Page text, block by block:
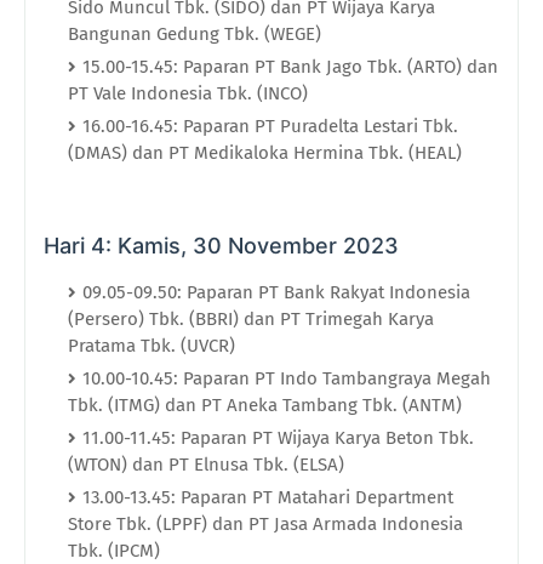
Sido Muncul Tbk. (SIDO) dan PT Wijaya Karya
Bangunan Gedung Tbk. (WEGE)
15.00-15.45: Paparan PT Bank Jago Tbk. (ARTO) dan
PT Vale Indonesia Tbk. (INCO)
16.00-16.45: Paparan PT Puradelta Lestari Tbk.
(DMAS) dan PT Medikaloka Hermina Tbk. (HEAL)
Hari 4: Kamis, 30 November 2023
09.05-09.50: Paparan PT Bank Rakyat Indonesia
(Persero) Tbk. (BBRI) dan PT Trimegah Karya
Pratama Tbk. (UVCR)
10.00-10.45: Paparan PT Indo Tambangraya Megah
Tbk. (ITMG) dan PT Aneka Tambang Tbk. (ANTM)
11.00-11.45: Paparan PT Wijaya Karya Beton Tbk.
(WTON) dan PT Elnusa Tbk. (ELSA)
13.00-13.45: Paparan PT Matahari Department
Store Tbk. (LPPF) dan PT Jasa Armada Indonesia
Tbk. (IPCM)